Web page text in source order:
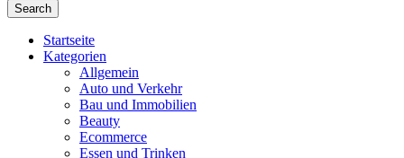
Search
Startseite
Kategorien
Allgemein
Auto und Verkehr
Bau und Immobilien
Beauty
Ecommerce
Essen und Trinken